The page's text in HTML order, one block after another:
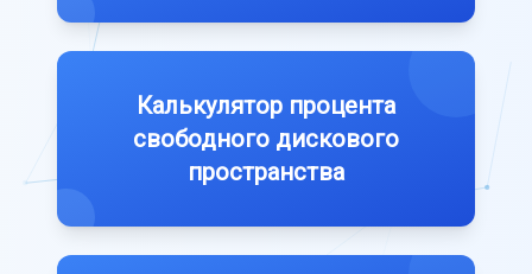
Калькулятор процента
свободного дискового
пространства